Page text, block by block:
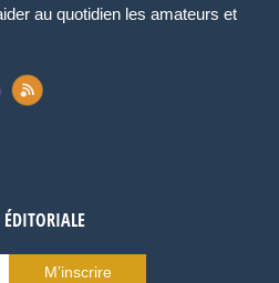
au quotidien les amateurs et
ÉDITORIALE
M’inscrire